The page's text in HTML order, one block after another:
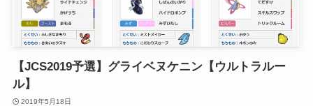
【JCS2019予選】グライベヌケニン【ウルトラルー
ル】
2019年5月18日